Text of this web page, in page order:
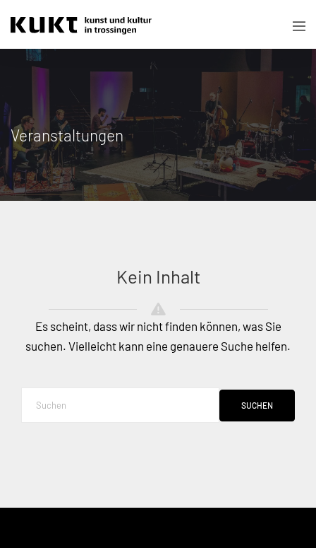
Veranstaltungen
Kein Inhalt
Es scheint, dass wir nicht finden können, was Sie
suchen. Vielleicht kann eine genauere Suche helfen.
SUCHEN